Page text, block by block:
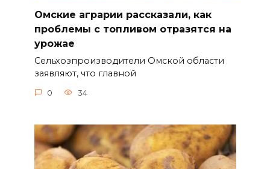
Омские аграрии рассказали, как
проблемы с топливом отразятся на
урожае
Сельхозпроизводители Омской области
заявляют, что главной
0 34